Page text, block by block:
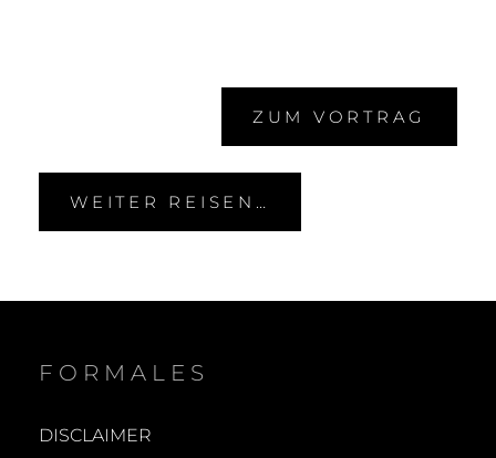
ZUM VORTRAG
WEITER REISEN…
FORMALES
DISCLAIMER